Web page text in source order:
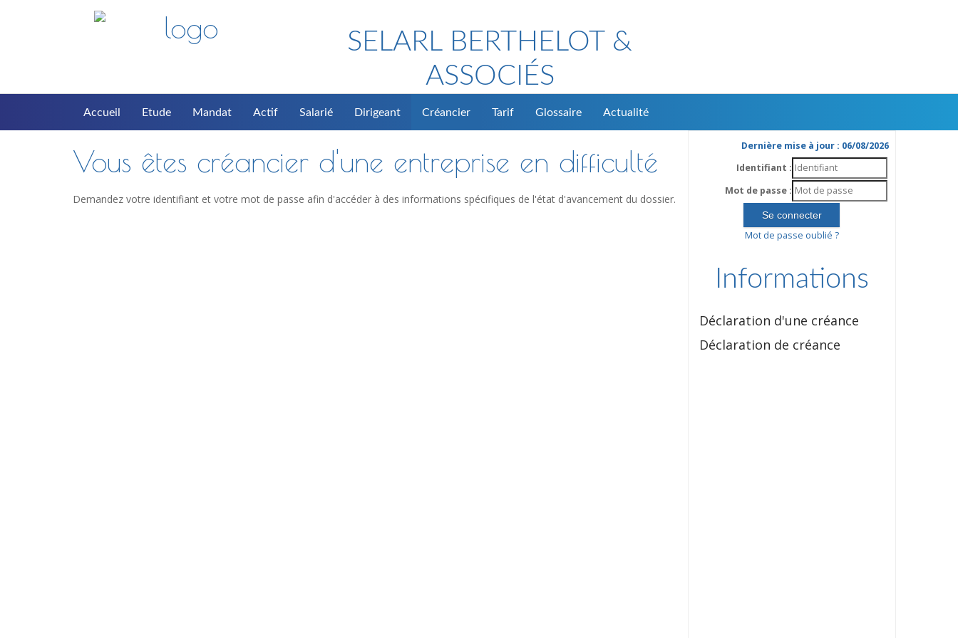
SELARL BERTHELOT &
ASSOCIÉS
Accueil Etude Mandat Actif Salarié Dirigeant Créancier Tarif Glossaire Actualité
Vous êtes créancier d'une entreprise en difficulté
Demandez votre identifiant et votre mot de passe afin d'accéder à des informations spécifiques de l'état d'avancement du dossier.
Dernière mise à jour : 06/08/2026
Identifiant :
Mot de passe :
Mot de passe oublié ?
Informations
Déclaration d'une créance
Déclaration de créance